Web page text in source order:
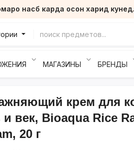
насб карда осон харид кунед.
МАГАЗИНЫ БРЕНДЫ
крем для
и век, Bioaqua Rice
20 г